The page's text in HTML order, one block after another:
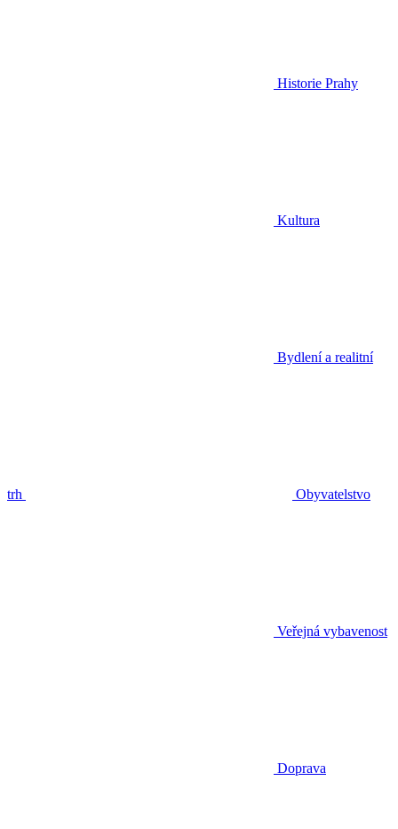
Historie Prahy
Kultura
Bydlení a realitní
trh Obyvatelstvo
Veřejná vybavenost
Doprava